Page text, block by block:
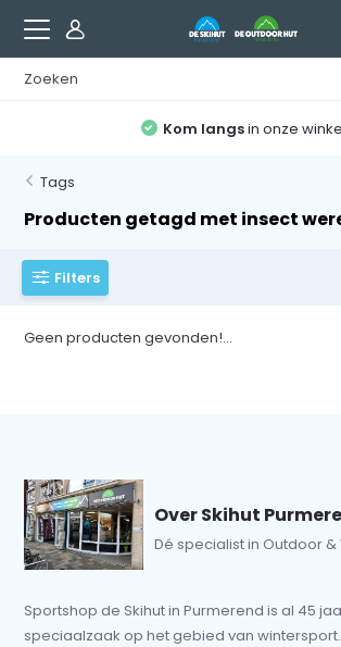
Kom langsin onze
Tags
Producten getagd met insect
Filters
Geen producten gevonden!...
Over Skihut
Dé specialist in Outdoor
Sportshop de Skihut in Purmerend is al 45
speciaalzaak op het gebied van